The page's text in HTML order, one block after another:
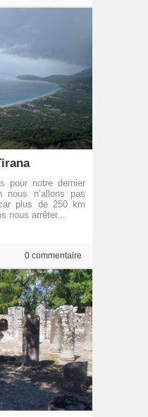
pour notre dernier
nous n’allons pas
plus de 250 km
nous arrêter...
0 commentaire